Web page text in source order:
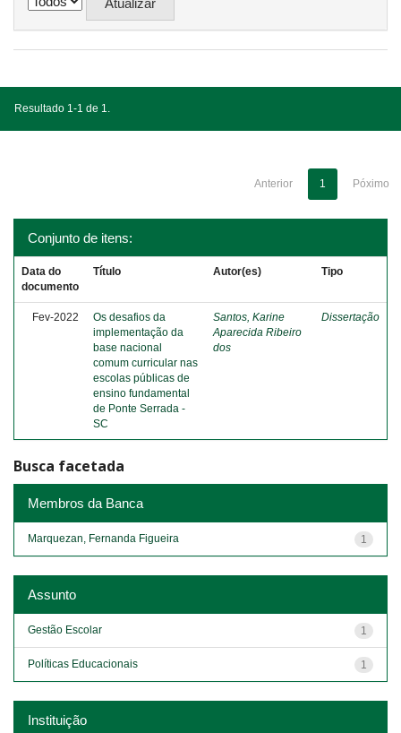
Resultado 1-1 de 1.
Anterior 1 Póximo
Conjunto de itens:
Data do
documento
Título Autor(es) Tipo
Fev-2022
Os desafios da
implementação da
base nacional
comum curricular nas
escolas públicas de
ensino fundamental
de Ponte Serrada -
SC
Santos, Karine
Aparecida Ribeiro
dos
Dissertação
Busca facetada
Membros da Banca
1
Marquezan, Fernanda Figueira
Assunto
1
Gestão Escolar
1
Políticas Educacionais
Instituição